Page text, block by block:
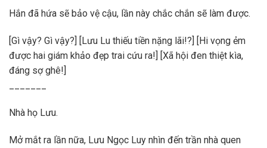
Hắn đã hứa sẽ bảo vệ cậu, lần này chắc chắn sẽ làm được.
[Gì vậy? Gì vậy?] [Lưu Lu thiếu tiền nặng lãi!?] [Hi vọng ẻm
được hai giám khảo đẹp trai cứu ra!] [Xã hội đen thiệt kìa,
đáng sợ ghê!]
Nhà họ Lưu.
Mở mắt ra lần nữa, Lưu Ngọc Luy nhìn đến trần nhà quen